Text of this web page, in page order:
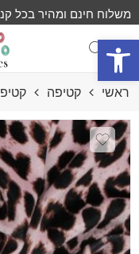
פתח סרגל נגישות
משלוח חינם ומהיר בכל קנייה
ראשי קטיפה